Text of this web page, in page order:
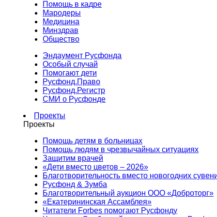
Помощь в кадре
Мародеры
Медицина
Минздрав
Общество
Эндаумент Русфонда
Особый случай
Помогают дети
Русфонд.Право
Русфонд.Регистр
СМИ о Русфонде
Проекты
Проекты
Помощь детям в больницах
Помощь людям в чрезвычайных ситуациях
Защитим врачей
«Дети вместо цветов – 2026»
Благотворительность вместо новогодних
Русфонд & Зумба
Благотворительный аукцион ООО «Доброторг»
«Екатерининская Ассамблея»
Читатели Forbes помогают Русфонду